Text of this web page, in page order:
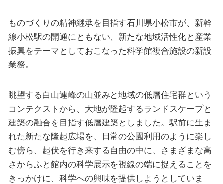
ものづくりの精神継承を目指す石川県小松市が、新幹
線小松駅の開通にともない、新たな地域活性化と産業
振興をテーマとしておこなった科学館複合施設の新設
業務。
眺望する白山連峰の山並みと地域の低層住宅群という
コンテクストから、大地が隆起するランドスケープと
建築の融合を目指す低層建築としました。駅前に生ま
れた新たな隆起広場を、日常の公園利用のように楽し
む傍ら、起伏を行き来する自由の中に、さまざまな高
さからふと館内の科学展示を視線の端に捉えることを
きっかけに、科学への興味を提供しようとしていま